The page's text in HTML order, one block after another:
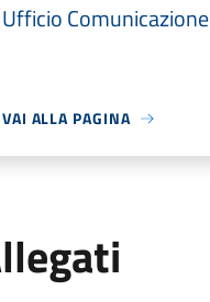
Ufficio Comunicazione
VAI ALLA PAGINA